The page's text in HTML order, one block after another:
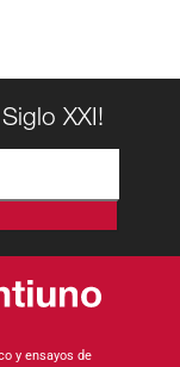
XXI!
y ensayos de